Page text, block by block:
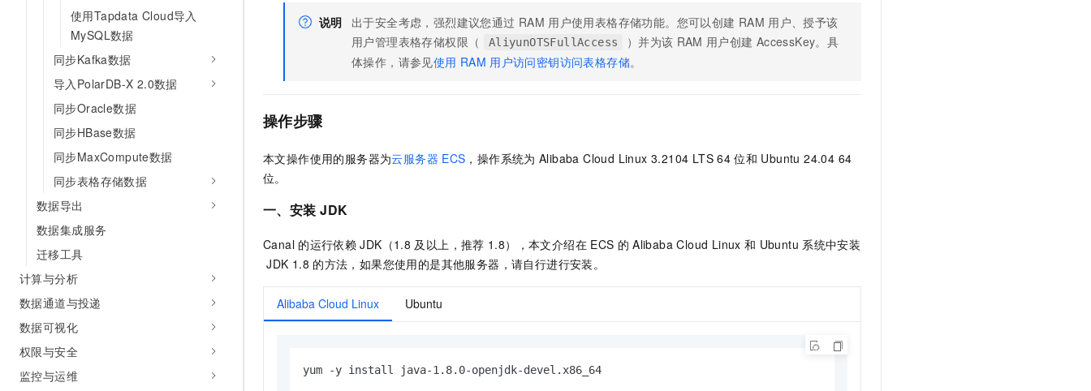
使用Tapdata Cloud导入
MySQL数据
同步Kafka数据
导入PolarDB-X 2.0数据
同步Oracle数据
同步HBase数据
同步MaxCompute数据
同步表格存储数据
数据导出
数据集成服务
迁移工具
计算与分析
数据通道与投递
数据可视化
权限与安全
监控与运维
说明 出于安全考虑，强烈建议您通过 RAM 用户使用表格存储功能。您可以创建 RAM 用户、授予该
用户管理表格存储权限（
AliyunOTSFullAccess ）并为该 RAM 用户创建 AccessKey。具
体操作，请参见使用 RAM 用户访问密钥访问表格存储。
操作步骤
本文操作使用的服务器为云服务器 ECS ，操作系统为 Alibaba Cloud Linux 3.2104 LTS 64 位和 Ubuntu 24.04 64
位。
一、安装 JDK
Canal 的运行依赖 JDK（1.8 及以上，推荐 1.8），本文介绍在 ECS 的 Alibaba Cloud Linux 和 Ubuntu 系统中安装
JDK 1.8 的方法，如果您使用的是其他服务器，请自行进行安装。
Alibaba Cloud Linux Ubuntu
yum -y install java-1.8.0-openjdk-devel.x86_64